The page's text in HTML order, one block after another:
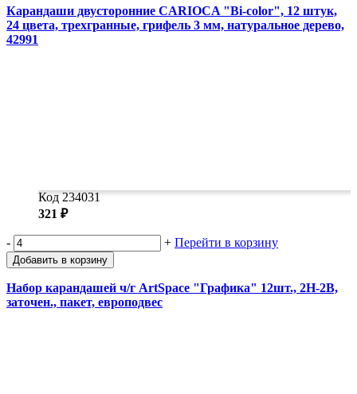
Карандаши двусторонние CARIOCA "Bi-color", 12 штук,
24 цвета, трехгранные, грифель 3 мм, натуральное дерево,
42991
Код 234031
321 ₽
- + Перейти в корзину
Добавить в корзину
Набор карандашей ч/г ArtSpace "Графика" 12шт., 2H-2B,
заточен., пакет, европодвес